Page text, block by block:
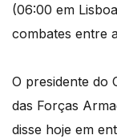
(06:00 em
combates entre
O presidente do
das Forças
disse hoje em